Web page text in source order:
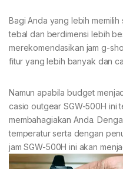
Bagi Anda yang lebih
tebal dan berdimensi lebih
merekomendasikan jam g-
fitur yang lebih banyak dan
Namun apabila budget
casio outgear SGW-500H ini
membahagiakan Anda.
temperatur serta dengan
jam SGW-500H ini akan